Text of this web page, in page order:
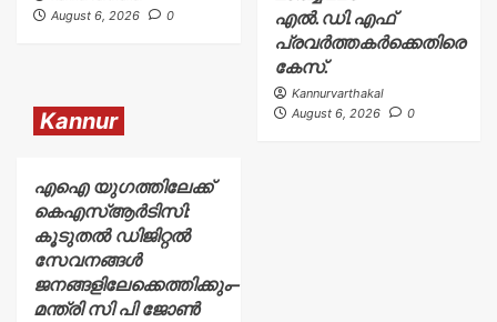
August 6, 2026
0
എൽ.ഡി.എഫ്
പ്രവർത്തകർക്കെതിരെ
കേസ്.
Kannurvarthakal
August 6, 2026
0
Kannur
എഐ യുഗത്തിലേക്ക്
കെഎസ്ആർടിസി:
കൂടുതൽ ഡിജിറ്റൽ
സേവനങ്ങൾ
ജനങ്ങളിലേക്കെത്തിക്കും–
മന്ത്രി സി പി ജോൺ